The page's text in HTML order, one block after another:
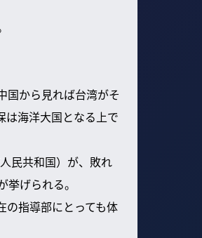
国から見れば台湾がそ
は海洋大国となる上で
民共和国）が、敗れ
げられる。
の指導部にとっても体